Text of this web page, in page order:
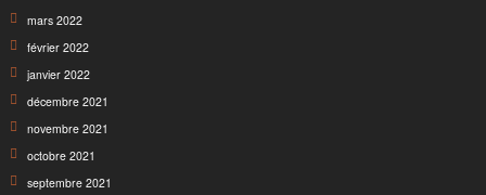
mars 2022
février 2022
janvier 2022
décembre 2021
novembre 2021
octobre 2021
septembre 2021